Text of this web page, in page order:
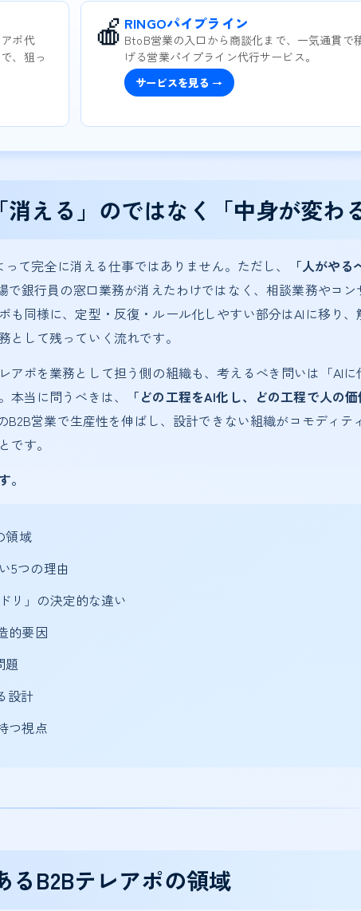
ポ代
、狙っ
🍎 RINGOパイプライン
BtoB営業の入口から商談化まで、一気通貫で
げる営業パイプライン代行サービス。
サービスを見る →
える」のではなく「中身が変わる
て完全に消える仕事ではありません。ただし、
「人がや
で銀行員の窓口業務が消えたわけではなく、相談業務やコン
も同様に、定型・反復・ルール化しやすい部分はAIに移り、
して残っていく流れです。
アポを業務として担う側の組織も、考えるべき問いは「AIに
当に問うべきは、
「どの工程をAI化し、どの工程で人の
営業で生産性を伸ばし、設計できない組織がコモディテ
です。
。
領域
5つの理由
リ」の決定的な違い
的要因
題
設計
つ視点
B2Bテレアポの領域